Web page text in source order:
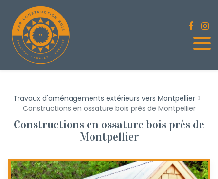
Travaux d'aménagements extérieurs vers Montpellier
Constructions en ossature bois près de Montpellier
Constructions en ossature bois près de
Montpellier
Panneau de gestion des cookies